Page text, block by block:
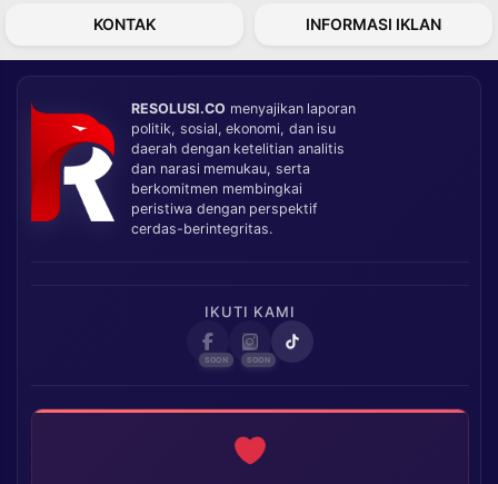
KONTAK INFORMASI IKLAN
RESOLUSI.CO menyajikan laporan
politik, sosial, ekonomi, dan isu
daerah dengan ketelitian analitis
dan narasi memukau, serta
berkomitmen membingkai
peristiwa dengan perspektif
cerdas-berintegritas.
IKUTI KAMI